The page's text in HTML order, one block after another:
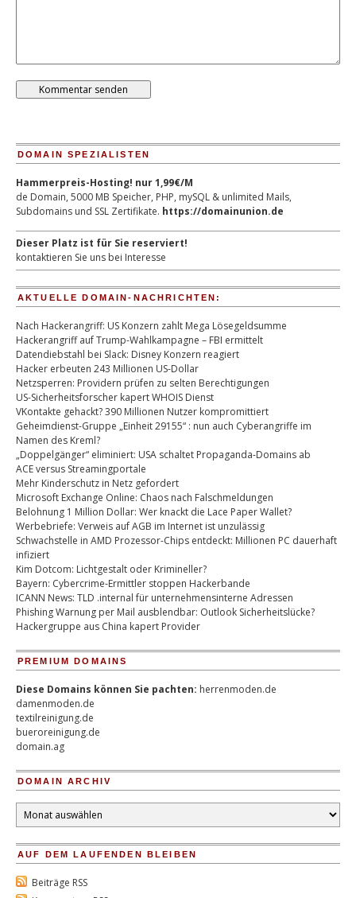
DOMAIN SPEZIALISTEN
Hammerpreis-Hosting! nur 1,99€/M
de Domain, 5000 MB Speicher, PHP, mySQL & unlimited Mails,
Subdomains und SSL Zertifikate. https://domainunion.de
Dieser Platz ist für Sie reserviert!
kontaktieren Sie uns bei Interesse
AKTUELLE DOMAIN-NACHRICHTEN:
Nach Hackerangriff: US Konzern zahlt Mega Lösegeldsumme
Hackerangriff auf Trump-Wahlkampagne – FBI ermittelt
Datendiebstahl bei Slack: Disney Konzern reagiert
Hacker erbeuten 243 Millionen US-Dollar
Netzsperren: Providern prüfen zu selten Berechtigungen
US-Sicherheitsforscher kapert WHOIS Dienst
VKontakte gehackt? 390 Millionen Nutzer kompromittiert
Geheimdienst-Gruppe „Einheit 29155“ : nun auch Cyberangriffe im
Namen des Kreml?
„Doppelgänger“ eliminiert: USA schaltet Propaganda-Domains ab
ACE versus Streamingportale
Mehr Kinderschutz in Netz gefordert
Microsoft Exchange Online: Chaos nach Falschmeldungen
Belohnung 1 Million Dollar: Wer knackt die Lace Paper Wallet?
Werbebriefe: Verweis auf AGB im Internet ist unzulässig
Schwachstelle in AMD Prozessor-Chips entdeckt: Millionen PC dauerhaft
infiziert
Kim Dotcom: Lichtgestalt oder Krimineller?
Bayern: Cybercrime-Ermittler stoppen Hackerbande
ICANN News: TLD .internal für unternehmensinterne Adressen
Phishing Warnung per Mail ausblendbar: Outlook Sicherheitslücke?
Hackergruppe aus China kapert Provider
PREMIUM DOMAINS
Diese Domains können Sie pachten: herrenmoden.de
damenmoden.de
textilreinigung.de
bueroreinigung.de
domain.ag
DOMAIN ARCHIV
Domain
Archiv
AUF DEM LAUFENDEN BLEIBEN
Beiträge RSS